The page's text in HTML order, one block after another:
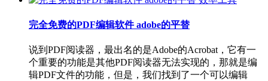
完全免费的PDF编辑软件 adobe的平替
说到PDF阅读器，最出名的是Adobe的Acrobat，它有一
个重要的功能是其他PDF阅读器无法实现的，那就是编
辑PDF文件的功能，但是，我们找到了一个可以编辑